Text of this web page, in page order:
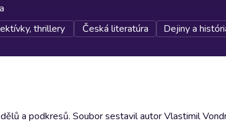
thrillery Česká literatúra Dejiny a
a podkresů. Soubor sestavil autor Vlastimil